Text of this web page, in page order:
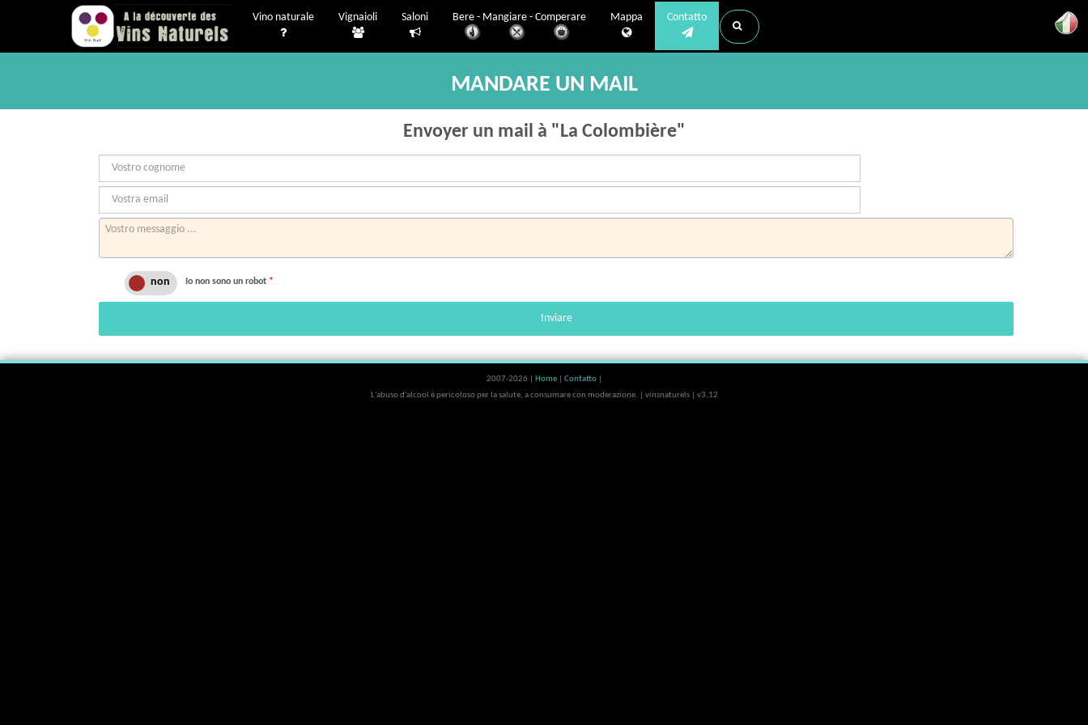
Vino naturale Vignaioli Saloni Bere - Mangiare - Comperare Mappa Contatto
MANDARE UN MAIL
Envoyer un mail à "La Colombière"
Io non sono un robot *
Inviare
2007-2026 | Home Contatto
L'abuso d'alcool è pericoloso per la salute, a consumare con moderazione. | vinsnaturels | v3.12